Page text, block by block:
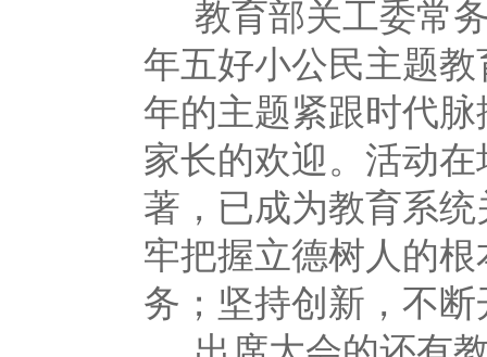
教育部关工委常
年五好小公民主题
年的主题紧跟时代
家长的欢迎。活动
著，已成为教育系
牢把握立德树人的
务；坚持创新，不